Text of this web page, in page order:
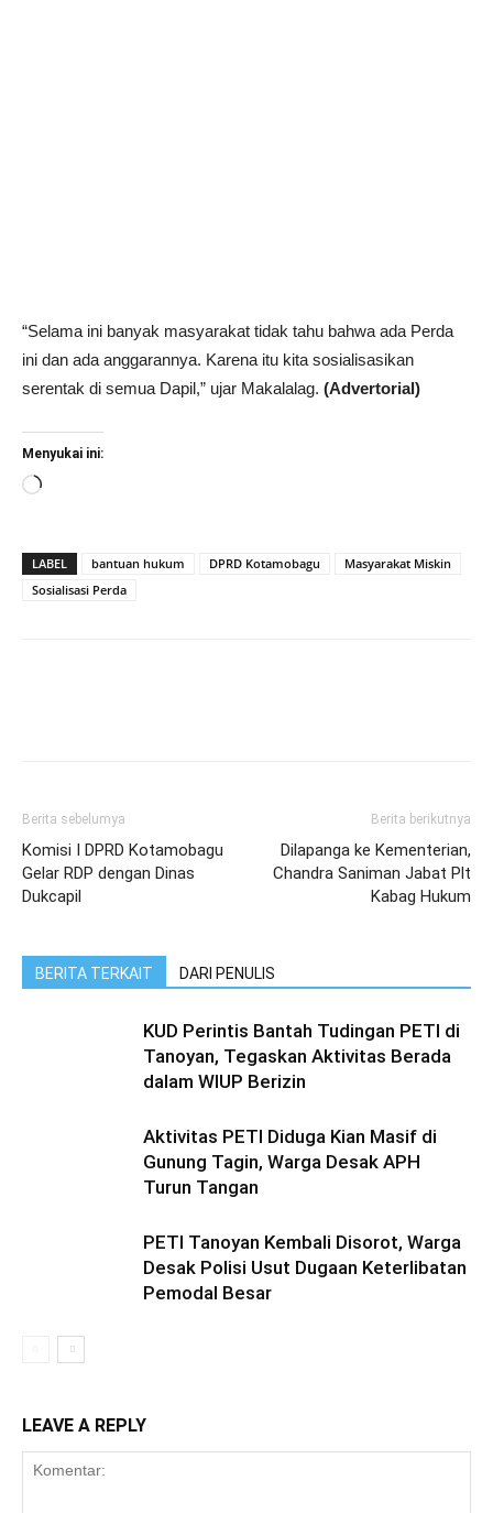
“Selama ini banyak masyarakat tidak tahu bahwa ada Perda
ini dan ada anggarannya. Karena itu kita sosialisasikan
serentak di semua Dapil,” ujar Makalalag. (Advertorial)
Menyukai ini:
Memuat...
LABEL bantuan hukum DPRD Kotamobagu
Masyarakat Miskin
Sosialisasi Perda
Berita sebelumya
Komisi I DPRD Kotamobagu
Gelar RDP dengan Dinas
Dukcapil
Berita berikutnya
Dilapanga ke Kementerian,
Chandra Saniman Jabat Plt
Kabag Hukum
BERITA TERKAIT DARI PENULIS
KUD Perintis Bantah Tudingan PETI di
Tanoyan, Tegaskan Aktivitas Berada
dalam WIUP Berizin
Aktivitas PETI Diduga Kian Masif di
Gunung Tagin, Warga Desak APH
Turun Tangan
PETI Tanoyan Kembali Disorot, Warga
Desak Polisi Usut Dugaan Keterlibatan
Pemodal Besar
LEAVE A REPLY